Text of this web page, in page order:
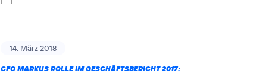
14. März 2018
CFO MARKUS ROLLE IM GESCHÄFTSBERICHT 2017: